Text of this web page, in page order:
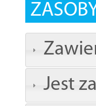
Jest